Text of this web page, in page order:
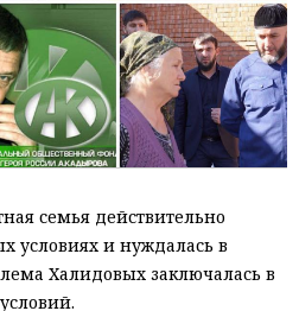
семья действительно
условиях и нуждалась в
Халидовых заключалась в